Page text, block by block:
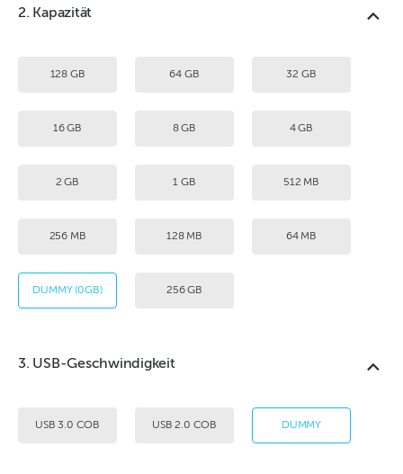
2. Kapazität
128 GB 64 GB 32 GB
16 GB 8 GB 4 GB
2 GB 1 GB 512 MB
256 MB 128 MB 64 MB
DUMMY (0GB) 256 GB
3. USB-Geschwindigkeit
USB 3.0 COB USB 2.0 COB DUMMY